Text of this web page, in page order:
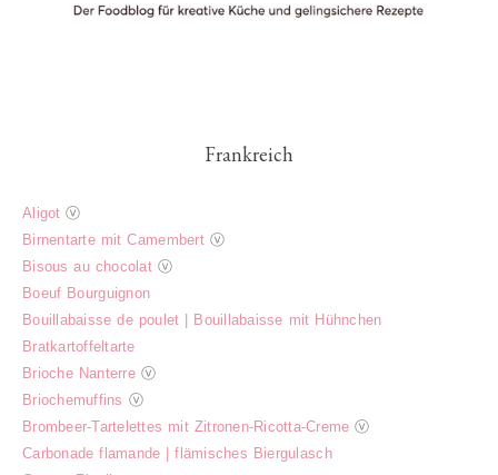
Frankreich
Aligot ⓥ
Birnentarte mit Camembert ⓥ
Bisous au chocolat ⓥ
Boeuf Bourguignon
Bouillabaisse de poulet | Bouillabaisse mit Hühnchen
Bratkartoffeltarte
Brioche Nanterre ⓥ
Briochemuffins ⓥ
Brombeer-Tartelettes mit Zitronen-Ricotta-Creme ⓥ
Carbonade flamande | flämisches Biergulasch